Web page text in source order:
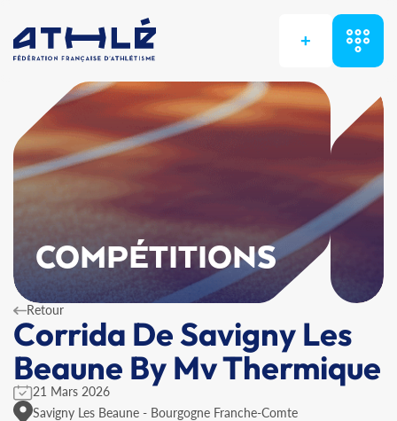
+
COMPÉTITIONS
Retour
Corrida De Savigny Les
Beaune By Mv Thermique
21 Mars 2026
Savigny Les Beaune - Bourgogne Franche-Comte